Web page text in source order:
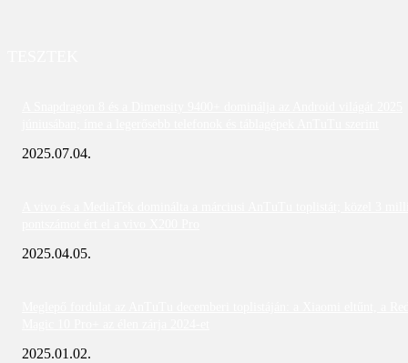
2025.07.04.
2025.04.05.
2025.01.02.